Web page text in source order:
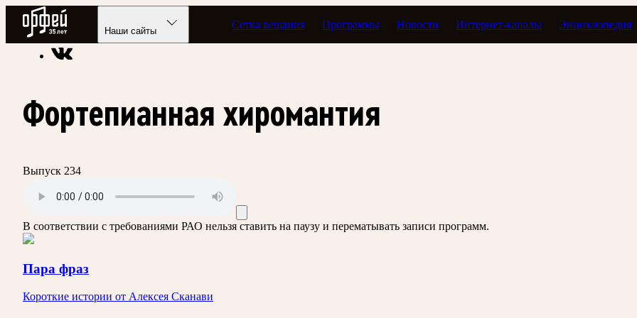
Радио Орфей
Наши сайты
Сетка вещания Программы Новости Интернет-каналы Энциклопедия
Радио классической музыки «Орфей» Подкасты Пара фраз
Фортепианная хиромантия
Выпуск 234
В соответствии с требованиями РАО нельзя ставить на паузу и перематывать записи программ.
Пара фраз
Короткие истории от Алексея Сканави